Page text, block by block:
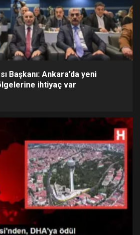
Başkanı: Ankara’da yeni
ihtiyaç var